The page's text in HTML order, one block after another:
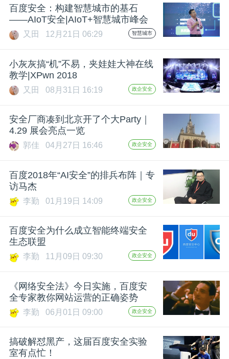
中
心
GAIR
题
搞
百度安全：构建智慧城市的基石
——AIoT安全|AIoT+智慧城市峰会
又田 12月21日 06:29 智慧城市
小灰灰搞“机”不易，夹娃娃大神在线
教学|XPwn 2018
又田 08月31日 16:19 政企安全
安全厂商凑到北京开了个大Party｜
4.29 展会亮点一览
郭佳 04月27日 16:46 政企安全
百度2018年“AI安全”的排兵布阵｜专
访马杰
李勤 01月19日 14:09 政企安全
百度安全为什么成立智能终端安全
生态联盟
李勤 11月09日 09:30 政企安全
《网络安全法》今日实施，百度安
全专家教你网站运营的正确姿势
李勤 06月01日 09:00 政企安全
搞破解怼黑产，这届百度安全实验
室有点忙！